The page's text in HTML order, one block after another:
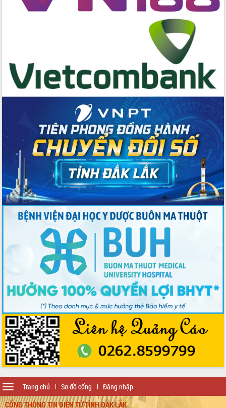
Trang chủ Sơ đồ cổng Đăng nhập
Toggle
navigation
CỔNG THÔNG TIN ĐIỆN TỬ TỈNH ĐẮK LẮK